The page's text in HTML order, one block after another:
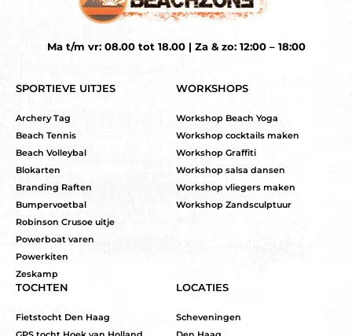
Ma t/m vr: 08.00 tot 18.00 | Za & zo: 12:00 – 18:00
SPORTIEVE UITJES
Archery Tag
Beach Tennis
Beach Volleybal
Blokarten
Branding Raften
Bumpervoetbal
Robinson Crusoe uitje
Powerboat varen
Powerkiten
Zeskamp
WORKSHOPS
Workshop Beach Yoga
Workshop cocktails maken
Workshop Graffiti
Workshop salsa dansen
Workshop vliegers maken
Workshop Zandsculptuur
TOCHTEN
Fietstocht Den Haag
LOCATIES
Scheveningen